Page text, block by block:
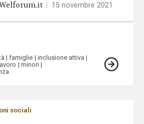
15 novembre 2021
famiglie
inclusione attiva
lavoro
minori
sociali